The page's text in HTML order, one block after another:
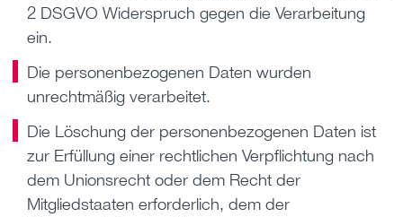
2 DSGVO Widerspruch gegen die Verarbeitung
ein.
Die personenbezogenen Daten wurden
unrechtmäßig verarbeitet.
Die Löschung der personenbezogenen Daten ist
zur Erfüllung einer rechtlichen Verpflichtung nach
dem Unionsrecht oder dem Recht der
Mitgliedstaaten erforderlich, dem der